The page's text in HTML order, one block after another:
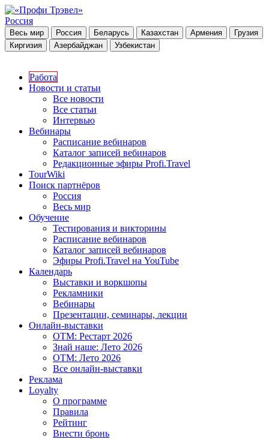
Россия
Весь мир Россия Беларусь Казахстан Армения
Грузия
Киргизия
Азербайджан Узбекистан
Работа
Новости и статьи
Все новости
Все статьи
Интервью
Вебинары
Расписание вебинаров
Каталог записей вебинаров
Редакционные эфиры Profi.Travel
TourWiki
Поиск партнёров
Россия
Весь мир
Обучение
Тестирования и викторины
Расписание вебинаров
Каталог записей вебинаров
Эфиры Profi.Travel на YouTube
Календарь
Выставки и воркшопы
Рекламники
Вебинары
Презентации, семинары, лекции
Онлайн-выставки
OTM: Рестарт 2026
Знай наше: Лето 2026
OTM: Лето 2026
Все онлайн-выставки
Реклама
Loyalty
О программе
Правила
Рейтинг
Внести бронь